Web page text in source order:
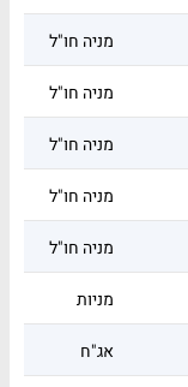
מניה חו"ל
מניה חו"ל
מניה חו"ל
מניה חו"ל
מניה חו"ל
מניות
אג"ח